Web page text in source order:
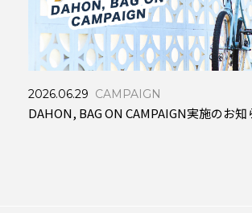
2026.06.29 CAMPAIGN
DAHON, BAG ON CAMPAIGN実施のお知